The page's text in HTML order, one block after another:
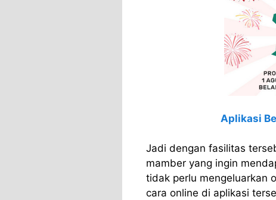
Aplikasi
Jadi dengan fasilitas
mamber yang ingin
tidak perlu mengeluarkan
cara online di aplikasi